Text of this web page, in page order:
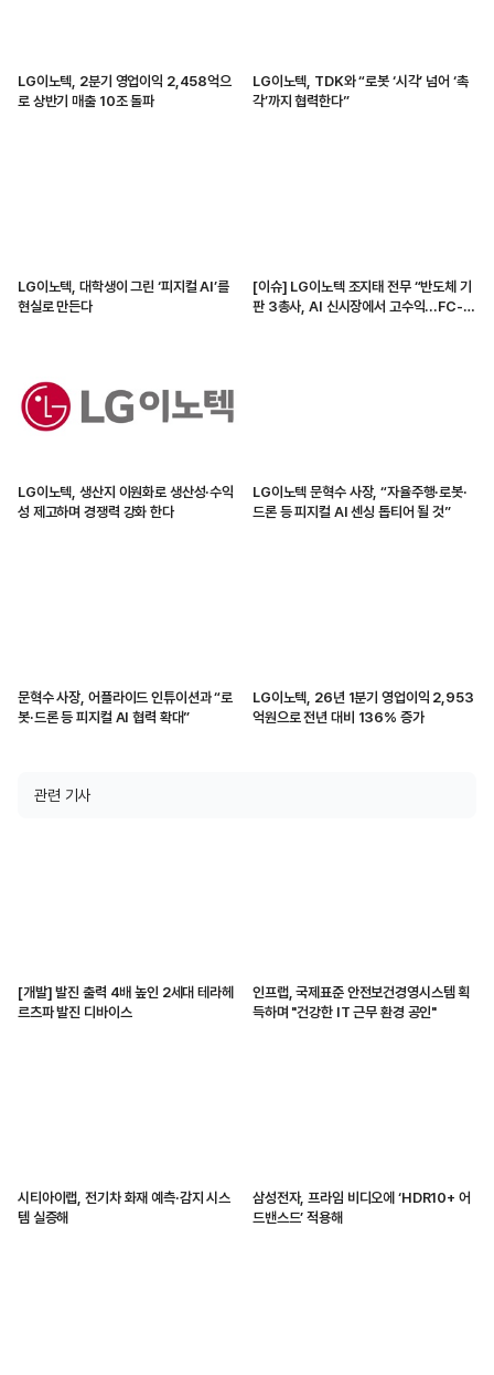
LG이노텍, 2분기 영업이익 2,458억으
로 상반기 매출 10조 돌파
LG이노텍, TDK와 “로봇 ‘시각’ 넘어 ‘촉
각’까지 협력한다”
LG이노텍, 대학생이 그린 ‘피지컬 AI’를
현실로 만든다
[이슈] LG이노텍 조지태 전무 “반도체 기
판 3총사, AI 신시장에서 고수익...FC-
LG이노텍, 생산지 이원화로 생산성·수익
성 제고하며 경쟁력 강화 한다
LG이노텍 문혁수 사장, “자율주행·로봇·
드론 등 피지컬 AI 센싱 톱티어 될 것”
문혁수 사장, 어플라이드 인튜이션과 “로
봇·드론 등 피지컬 AI 협력 확대”
LG이노텍, 26년 1분기 영업이익 2,953
억원으로 전년 대비 136% 증가
관련 기사
[개발] 발진 출력 4배 높인 2세대 테라헤
르츠파 발진 디바이스
인프랩, 국제표준 안전보건경영시스템 획
득하며 "건강한 IT 근무 환경 공인"
시티아이랩, 전기차 화재 예측·감지 시스
템 실증해
삼성전자, 프라임 비디오에 ‘HDR10+ 어
드밴스드’ 적용해